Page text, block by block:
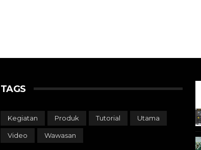
TAGS
Kegiatan Produk Tutorial Utama
Video Wawasan